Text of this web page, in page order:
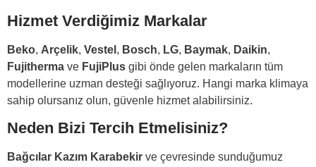
Hizmet Verdiğimiz Markalar
Beko, Arçelik, Vestel , Bosch, LG, Baymak, Daikin,
Fujitherma ve FujiPlus gibi önde gelen markaların tüm
modellerine uzman desteği sağlıyoruz. Hangi marka klimaya
sahip olursanız olun, güvenle hizmet alabilirsiniz.
Neden Bizi Tercih Etmelisiniz?
Bağcılar Kazım Karabekir ve çevresinde sunduğumuz